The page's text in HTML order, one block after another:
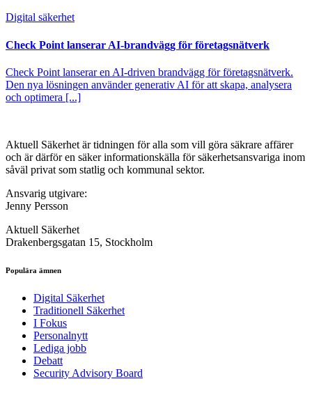
Digital säkerhet
Check Point lanserar AI-brandvägg för företagsnätverk
Check Point lanserar en AI-driven brandvägg för företagsnätverk.
Den nya lösningen använder generativ AI för att skapa, analysera
och optimera [...]
Aktuell Säkerhet är tidningen för alla som vill göra säkrare affärer
och är därför en säker informationskälla för säkerhets­ansvariga inom
såväl privat som statlig och kommunal sektor.
Ansvarig utgivare:
Jenny Persson
Aktuell Säkerhet
Drakenbergsgatan 15, Stockholm
Populära ämnen
Digital Säkerhet
Traditionell Säkerhet
I Fokus
Personalnytt
Lediga jobb
Debatt
Security Advisory Board